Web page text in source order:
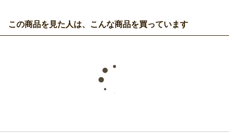
この商品を見た人は、こんな商品を買っています